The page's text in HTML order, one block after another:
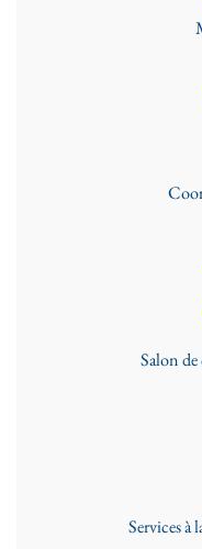
Salon
Services à